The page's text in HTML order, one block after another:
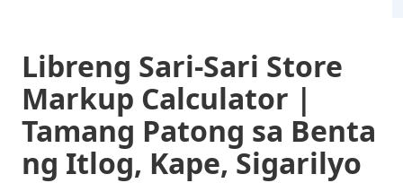
Libreng Sari-Sari Store
Markup Calculator |
Tamang Patong sa Benta
ng Itlog, Kape, Sigarilyo